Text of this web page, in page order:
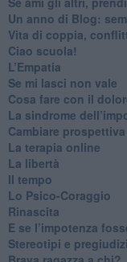
​Un anno di Blog:
​Vita di coppia,
​Ciao scuola!
​L’Empatia
​Se mi lasci non vale
Cosa fare con il
​La sindrome
​Cambiare prospettiva
La terapia online
La libertà
​Il tempo
​Lo Psico-Coraggio
Rinascita
​E se l’impotenza
Stereotipi e pregiudizi